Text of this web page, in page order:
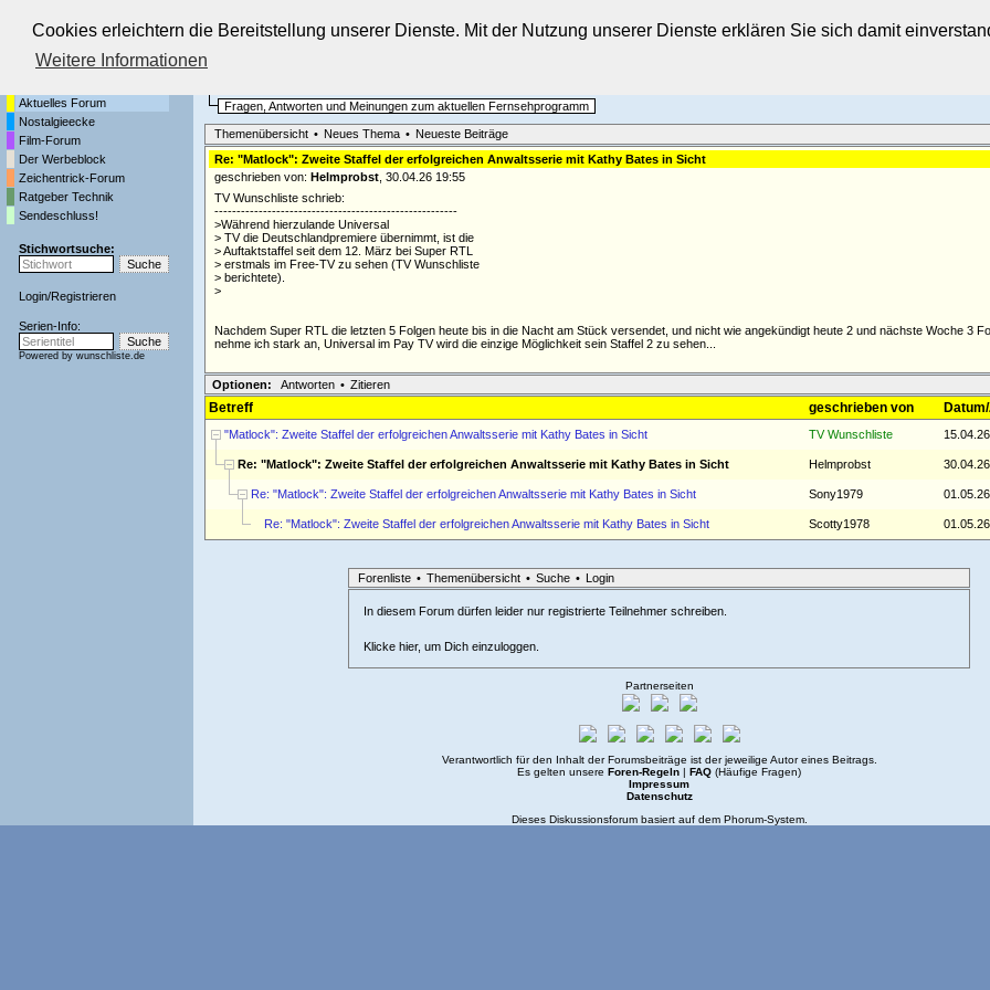
Cookies erleichtern die Bereitstellung unserer Dienste. Mit der Nutzung unserer Dienste erklären Sie sich damit
Weitere Informationen
Die Fernseh-Diskussionsforen von
Aktuelles Forum
Nostalgieecke
Film-Forum
Der Werbeblock
Zeichentrick-Forum
Ratgeber Technik
Sendeschluss!
Stichwortsuche:
Login/Registrieren
Serien-Info:
Powered by wunschliste.de
Fragen, Antworten und Meinungen zum aktuellen Fernsehprogramm
Themenübersicht • Neues Thema • Neueste Beiträge
Re: "Matlock": Zweite Staffel der erfolgreichen Anwaltsserie mit Kathy Bates in Sicht
geschrieben von: Helmprobst, 30.04.26 19:55
TV Wunschliste schrieb:
-------------------------------------------------------
>Während hierzulande Universal
> TV die Deutschlandpremiere übernimmt, ist die
> Auftaktstaffel seit dem 12. März bei Super RTL
> erstmals im Free-TV zu sehen (TV Wunschliste
> berichtete).
>
Nachdem Super RTL die letzten 5 Folgen heute bis in die Nacht am Stück versendet, und nicht wie angekündigt heute 2 und nächste Woche 3
nehme ich stark an, Universal im Pay TV wird die einzige Möglichkeit sein Staffel 2 zu sehen...
Optionen: Antworten • Zitieren
Betreff geschrieben von
"Matlock": Zweite Staffel der erfolgreichen Anwaltsserie mit Kathy Bates in Sicht TV Wunschliste
Re: "Matlock": Zweite Staffel der erfolgreichen Anwaltsserie mit Kathy Bates in Sicht Helmprobst
Re: "Matlock": Zweite Staffel der erfolgreichen Anwaltsserie mit Kathy Bates in Sicht Sony1979
Re: "Matlock": Zweite Staffel der erfolgreichen Anwaltsserie mit Kathy Bates in Sicht Scotty1978
Forenliste • Themenübersicht • Suche • Login
In diesem Forum dürfen leider nur registrierte Teilnehmer schreiben.
Klicke hier, um Dich einzuloggen.
Partnerseiten
Verantwortlich für den Inhalt der Forumsbeiträge ist der jeweilige Autor eines Beitrags.
Es gelten unsere Foren-Regeln FAQ (Häufige Fragen)
Impressum
Datenschutz
Dieses Diskussionsforum basiert auf dem Phorum-System.